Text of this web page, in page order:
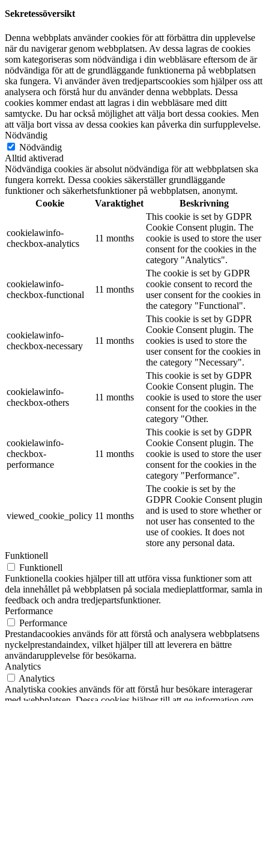
Sekretessöversikt
Denna webbplats använder cookies för att förbättra din upplevelse
när du navigerar genom webbplatsen. Av dessa lagras de cookies
som kategoriseras som nödvändiga i din webbläsare eftersom de är
nödvändiga för att de grundläggande funktionerna på webbplatsen
ska fungera. Vi använder även tredjepartscookies som hjälper oss att
analysera och förstå hur du använder denna webbplats. Dessa
cookies kommer endast att lagras i din webbläsare med ditt
samtycke. Du har också möjlighet att välja bort dessa cookies. Men
att välja bort vissa av dessa cookies kan påverka din surfupplevelse.
Nödvändig
Nödvändig
Alltid aktiverad
Nödvändiga cookies är absolut nödvändiga för att webbplatsen ska
fungera korrekt. Dessa cookies säkerställer grundläggande
funktioner och säkerhetsfunktioner på webbplatsen, anonymt.
Cookie
Varaktighet Beskrivning
cookielawinfo-
checkbox-analytics
11 months
This cookie is set by GDPR
Cookie Consent plugin. The
cookie is used to store the user
consent for the cookies in the
category "Analytics".
cookielawinfo-
checkbox-functional
11 months
The cookie is set by GDPR
cookie consent to record the
user consent for the cookies in
the category "Functional".
cookielawinfo-
checkbox-necessary
11 months
This cookie is set by GDPR
Cookie Consent plugin. The
cookies is used to store the
user consent for the cookies in
the category "Necessary".
cookielawinfo-
checkbox-others
11 months
This cookie is set by GDPR
Cookie Consent plugin. The
cookie is used to store the user
consent for the cookies in the
category "Other.
cookielawinfo-
checkbox-
performance
11 months
This cookie is set by GDPR
Cookie Consent plugin. The
cookie is used to store the user
consent for the cookies in the
category "Performance".
viewed_cookie_policy 11 months
The cookie is set by the
GDPR Cookie Consent plugin
and is used to store whether or
not user has consented to the
use of cookies. It does not
store any personal data.
Funktionell
Funktionell
Funktionella cookies hjälper till att utföra vissa funktioner som att
dela innehållet på webbplatsen på sociala medieplattformar, samla in
feedback och andra tredjepartsfunktioner.
Performance
Performance
Prestandacookies används för att förstå och analysera webbplatsens
nyckelprestandaindex, vilket hjälper till att leverera en bättre
användarupplevelse för besökarna.
Analytics
Analytics
Analytiska cookies används för att förstå hur besökare interagerar
med webbplatsen. Dessa cookies hjälper till att ge information om